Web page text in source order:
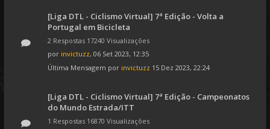
[Liga DTL - Ciclismo Virtual] 7ª Edição - Volta a
Portugal em Bicicleta
2 Respostas 17240 Visualizações
por invictuzz, 06 Set 2023, 12:35
Última Mensagem por invictuzz 15 Dez 2023, 22:24
[Liga DTL - Ciclismo Virtual] 7ª Edição - Campeonatos
do Mundo Estrada/ITT
1 Respostas 16870 Visualizações